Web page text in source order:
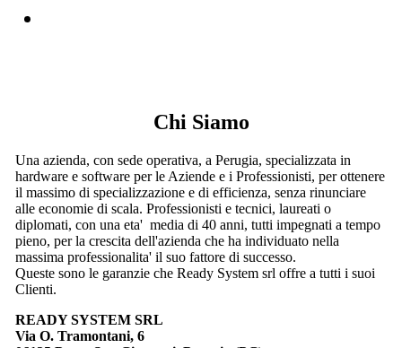
Chi Siamo
Una azienda, con sede operativa, a Perugia, specializzata in
hardware e software per le Aziende e i Professionisti, per ottenere
il massimo di specializzazione e di efficienza, senza rinunciare
alle economie di scala. Professionisti e tecnici, laureati o
diplomati, con una eta' media di 40 anni, tutti impegnati a tempo
pieno, per la crescita dell'azienda che ha individuato nella
massima professionalita' il suo fattore di successo.
Queste sono le garanzie che Ready System srl offre a tutti i suoi
Clienti.
READY SYSTEM SRL
Via O. Tramontani, 6